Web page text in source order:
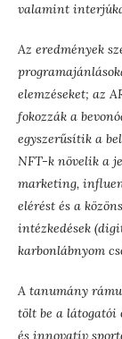
valamint
Az eredmények
elemzéseket; az
fokozzák a
egyszerűsítik a
NFT-k növelik a
marketing,
elérést és a
intézkedések
karbonlábnyom
A tanumány
tölt be a látogatói
és innovatív